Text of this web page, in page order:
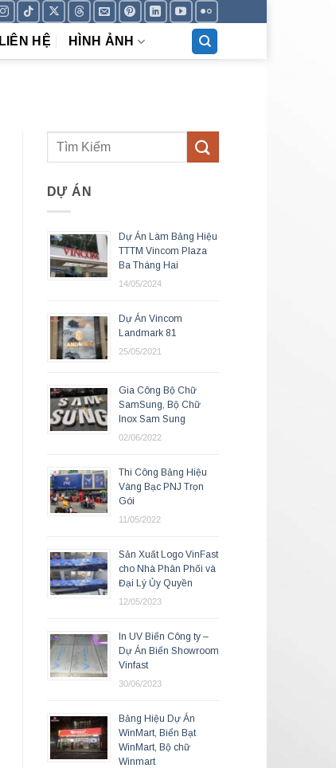
LIÊN HỆ HÌNH ẢNH
DỰ ÁN
Dự Án Làm Bảng Hiệu
TTTM Vincom Plaza
Ba Tháng Hai
14/05/2024
Dự Án Vincom
Landmark 81
25/05/2021
Gia Công Bộ Chữ
SamSung, Bộ Chữ
Inox Sam Sung
02/06/2022
Thi Công Bảng Hiệu
Vàng Bạc PNJ Trọn
Gói
11/05/2022
Sản Xuất Logo VinFast
cho Nhà Phân Phối và
Đại Lý Ủy Quyền
12/05/2023
In UV Biển Công ty –
Dự Án Biển Showroom
Vinfast
30/06/2023
Bảng Hiệu Dự Án
WinMart, Biển Bạt
WinMart, Bộ chữ
Winmart